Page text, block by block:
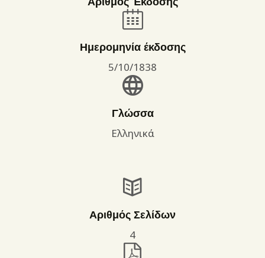
Ημερομηνία έκδοσης
5/10/1838
Γλώσσα
Ελληνικά
Αριθμός Σελίδων
4